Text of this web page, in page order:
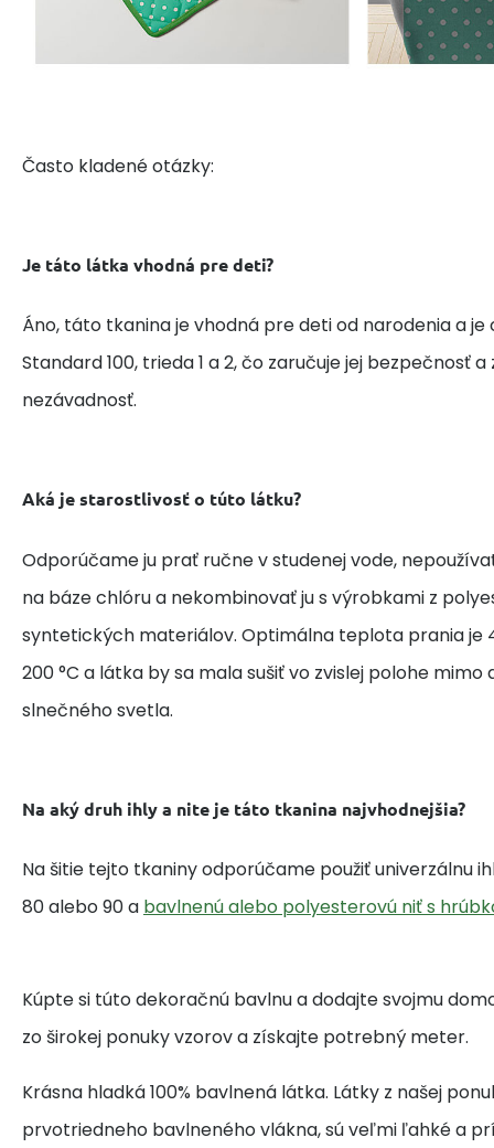
Často kladené otázky:
Je táto látka vhodná pre deti?
Áno, táto tkanina je vhodná pre deti od narodenia a
Standard 100, trieda 1 a 2, čo zaručuje jej bezpečnosť
nezávadnosť.
Aká je starostlivosť o túto látku?
Odporúčame ju prať ručne v studenej vode,
na báze chlóru a nekombinovať ju s výrobkami z
syntetických materiálov. Optimálna teplota prania je
200 °C a látka by sa mala sušiť vo zvislej polohe
slnečného svetla.
Na aký druh ihly a nite je táto tkanina najvhodnejšia?
Na šitie tejto tkaniny odporúčame použiť univerzálnu
80 alebo 90 a bavlnenú alebo polyesterovú niť s
Kúpte si túto dekoračnú bavlnu a dodajte svojmu
zo širokej ponuky vzorov a získajte potrebný meter.
Krásna hladká 100% bavlnená látka. Látky z našej
prvotriedneho bavlneného vlákna, sú veľmi ľahké a